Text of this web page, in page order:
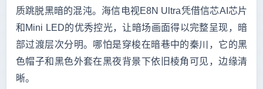
质跳脱黑暗的混沌。海信电视E8N Ultra凭借信芯AI芯片
和Mini LED的优秀控光，让暗场画面得以完整呈现，暗
部过渡层次分明。哪怕是穿梭在暗巷中的秦川，它的黑
色帽子和黑色外套在黑夜背景下依旧棱角可见，边缘清
晰。